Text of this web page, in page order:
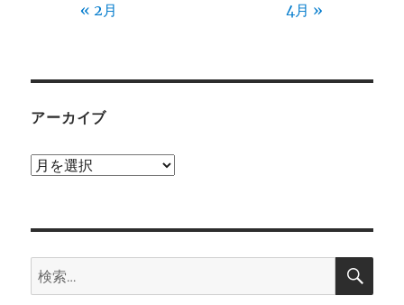
« 2月 4月 »
アーカイブ
ア
ブ
検
索:
検